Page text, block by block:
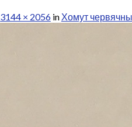
3144 × 2056in Хомут